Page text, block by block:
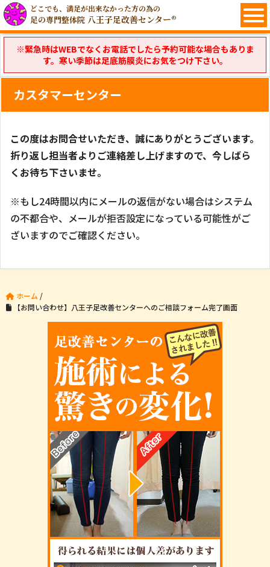
どこでも、満足が出来なかった方の為の
足の専門整体院 八王子足改善センター®
※緊急時はWEBでなくお電話でしたら予約可能な場合もありま
す。寒い季節は足底筋膜炎にお気をつけ下さい。
カスタマーセンター
この度はお問合せいただき、誠にありがとうございます。
折り返し担当者よりご連絡差し上げますので、今しばら
くお待ち下さいませ。
※もし24時間以内にメールの返信がない場合はシステム
の不都合や、メールが拒否設定になっている可能性がご
ざいますのでご確認ください。
ホーム /
【お問い合わせ】八王子足改善センターへのご相談フォーム完了画面